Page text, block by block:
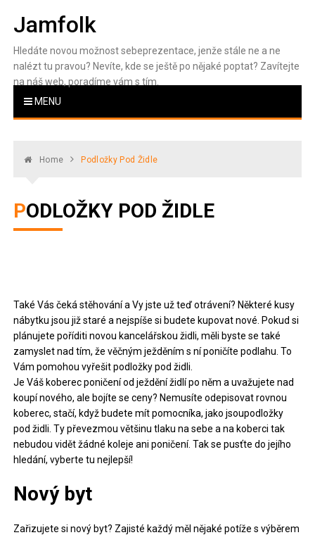
Jamfolk
Hledáte novou možnost sebeprezentace, jenže stále ne a ne
nalézt tu pravou? Nevíte, kde se ještě po nějaké poptat? Zavítejte
na náš web, poradíme vám s tím.
MENU
Home Podložky Pod Židle
PODLOŽKY POD ŽIDLE
Také Vás čeká stěhování a Vy jste už teď otrávení? Některé kusy
nábytku jsou již staré a nejspíše si budete kupovat nové. Pokud si
plánujete poříditi novou kancelářskou židli, měli byste se také
zamyslet nad tím, že věčným ježděním s ní poničíte podlahu. To
Vám pomohou vyřešit podložky pod židli.
Je Váš koberec poničení od ježdění židlí po něm a uvažujete nad
koupí nového, ale bojíte se ceny? Nemusíte odepisovat rovnou
koberec, stačí, když budete mít pomocníka, jako jsoupodložky
pod židli. Ty převezmou většinu tlaku na sebe a na koberci tak
nebudou vidět žádné koleje ani poničení. Tak se pusťte do jejího
hledání, vyberte tu nejlepší!
Nový byt
Zařizujete si nový byt? Zajisté každý měl nějaké potíže s výběrem